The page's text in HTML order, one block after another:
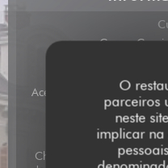
O
parceiros
neste
implicar
Carne,
Acesso para pessoas com
Métodos
Cheques de férias